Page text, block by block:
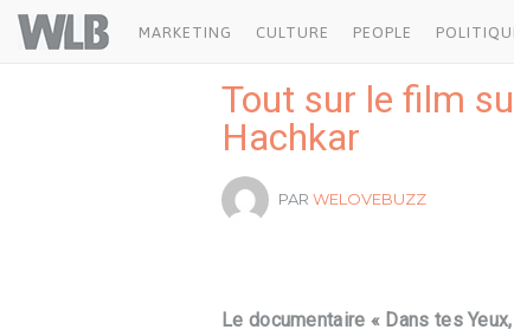
Welovebuzz
MARKETING CULTURE PEOPLE
Tout sur le film
Hachkar
PAR WELOVEBUZZ
Le documentaire « Dans tes